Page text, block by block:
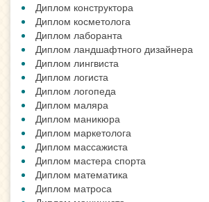
Диплом конструктора
Диплом косметолога
Диплом лаборанта
Диплом ландшафтного дизайнера
Диплом лингвиста
Диплом логиста
Диплом логопеда
Диплом маляра
Диплом маникюра
Диплом маркетолога
Диплом массажиста
Диплом мастера спорта
Диплом математика
Диплом матроса